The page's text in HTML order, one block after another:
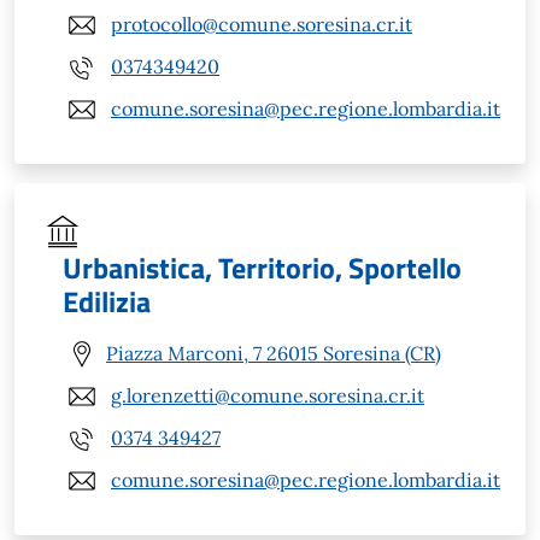
protocollo@comune.soresina.cr.it
0374349420
comune.soresina@pec.regione.lombardia.it
Urbanistica, Territorio, Sportello
Edilizia
Piazza Marconi, 7 26015 Soresina (CR)
g.lorenzetti@comune.soresina.cr.it
0374 349427
comune.soresina@pec.regione.lombardia.it